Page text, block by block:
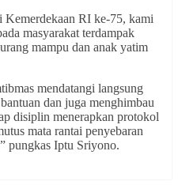
Kemerdekaan RI ke-75, kami
masyarakat terdampak
mampu dan anak yatim
mendatangi langsung
dan juga menghimbau
disiplin menerapkan protokol
mata rantai penyebaran
pungkas Iptu Sriyono.